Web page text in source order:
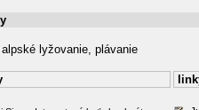
lyžovanie, plávanie